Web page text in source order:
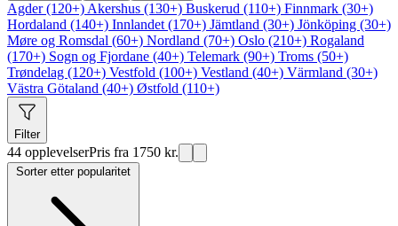
Agder (120+) Akershus (130+) Buskerud (110+) Finnmark (30+)
Hordaland (140+) Innlandet (170+) Jämtland (30+) Jönköping (30+)
Møre og Romsdal (60+) Nordland (70+) Oslo (210+) Rogaland
(170+) Sogn og Fjordane (40+) Telemark (90+) Troms (50+)
Trøndelag (120+) Vestfold (100+) Vestland (40+) Värmland (30+)
Västra Götaland (40+) Østfold (110+)
Filter
44 opplevelserPris fra 1750 kr.